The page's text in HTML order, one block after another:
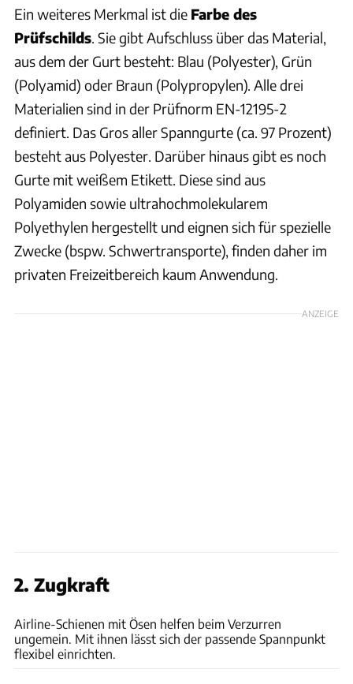
Ein weiteres Merkmal ist die Farbe des
Prüfschilds. Sie gibt Aufschluss über das Material,
aus dem der Gurt besteht: Blau (Polyester), Grün
(Polyamid) oder Braun (Polypropylen). Alle drei
Materialien sind in der Prüfnorm EN-12195-2
definiert. Das Gros aller Spanngurte (ca. 97 Prozent)
besteht aus Polyester. Darüber hinaus gibt es noch
Gurte mit weißem Etikett. Diese sind aus
Polyamiden sowie ultrahochmolekularem
Polyethylen hergestellt und eignen sich für spezielle
Zwecke (bspw. Schwertransporte), finden daher im
privaten Freizeitbereich kaum Anwendung.
ANZEIGE
2. Zugkraft
Airline-Schienen mit Ösen helfen beim Verzurren
ungemein. Mit ihnen lässt sich der passende Spannpunkt
flexibel einrichten.